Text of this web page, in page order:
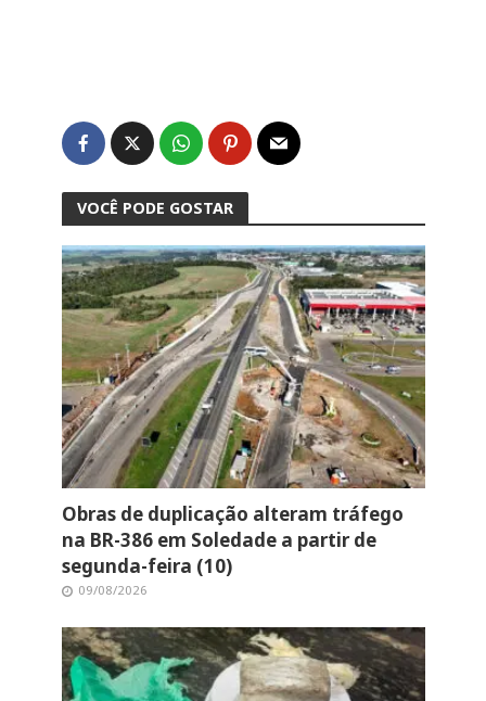
VOCÊ PODE GOSTAR
Obras de duplicação alteram tráfego
na BR-386 em Soledade a partir de
segunda-feira (10)
09/08/2026